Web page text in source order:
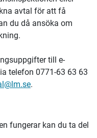
avtal för att få
du då ansöka om
till e-
telefon 0771-63 63 63
.
fungerar kan du ta del